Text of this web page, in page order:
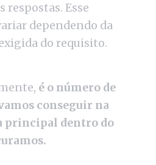
respostas. Esse
dependendo da
do requisito.
é o número de
conseguir na
principal dentro do